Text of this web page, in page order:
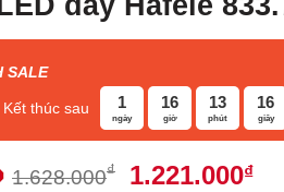
SALE
Kết thúc sau 1
ngày
16
giờ
13
phút
15
giây
1.628.000₫
Giá
1.221.000₫Giá